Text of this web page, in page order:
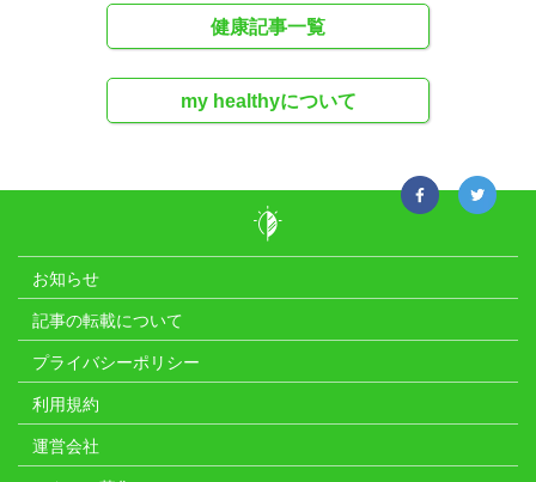
健康記事一覧
my healthyについて
お知らせ
記事の転載について
プライバシーポリシー
利用規約
運営会社